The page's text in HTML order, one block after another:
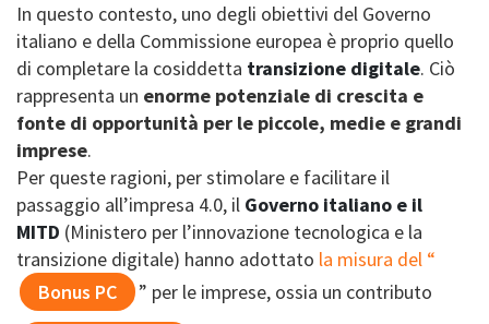
In questo contesto, uno degli obiettivi del Governo
italiano e della Commissione europea è proprio quello
di completare la cosiddetta transizione digitale. Ciò
rappresenta un enorme potenziale di crescita e
fonte di opportunità per le piccole, medie e grandi
imprese.
Per queste ragioni, per stimolare e facilitare il
passaggio all’impresa 4.0, il Governo italiano e il
MITD (Ministero per l’innovazione tecnologica e la
transizione digitale) hanno adottato la misura del “
Bonus PC
” per le imprese, ossia un contributo